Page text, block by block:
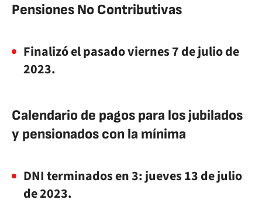
Pensiones No Contributivas
Finalizó el pasado viernes 7 de julio de
2023.
Calendario de pagos para los jubilados
y pensionados con la mínima
DNI terminados en 3: jueves 13 de julio
de 2023.